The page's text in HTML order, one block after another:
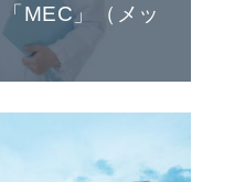
MEC」（メッ